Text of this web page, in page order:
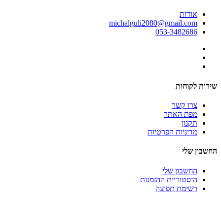
אודות
michalguli2080@gmail.com
053-3482686
שירות לקוחות
צרו קשר
מפת האתר
תקנון
מדיניות הפרטיות
החשבון שלי
החשבון שלי
היסטוריית ההזמנות
רשימת תפוצה